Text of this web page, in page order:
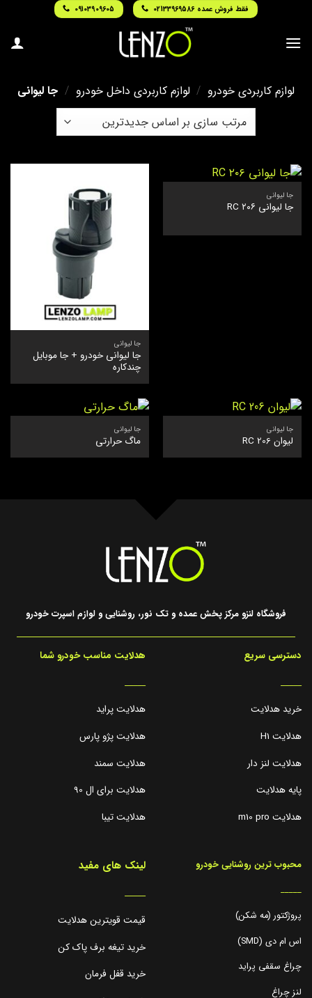
content
فقط فروش عمده 02133969586 09103909605
لوازم کاربردی خودرو / لوازم کاربردی داخل خودرو / جا لیوانی
جا لیوانی
جا لیوانی ۲۰۶ RC
جا لیوانی
جا لیوانی خودرو + جا موبایل
چندکاره
جا لیوانی
لیوان RC 206
جا لیوانی
ماگ حرارتی
فروشگاه لنزو مرکز پخش عمده و تک نور، روشنایی و لوازم اسپرت خودرو
دسترسی سریع
_____
خرید هدلایت
هدلایت H1
هدلایت لنز دار
پایه هدلایت
هدلایت m10 pro
هدلایت مناسب خودرو شما
_____
هدلایت پراید
هدلایت پژو پارس
هدلایت سمند
هدلایت برای ال 90
هدلایت تیبا
محبوب ترین روشنایی خودرو
_____
پروژکتور (مه شکن)
اس ام دی (SMD)
چراغ سقفی پراید
لنز چراغ
لینک های مفید
_____
قیمت قویترین هدلایت
خرید تیغه برف پاک کن
خرید قفل فرمان